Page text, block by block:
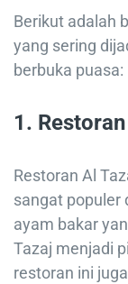
Berikut adalah
yang sering
berbuka puasa:
1.
Restoran Al
sangat populer
ayam bakar
Tazaj menjadi
restoran ini